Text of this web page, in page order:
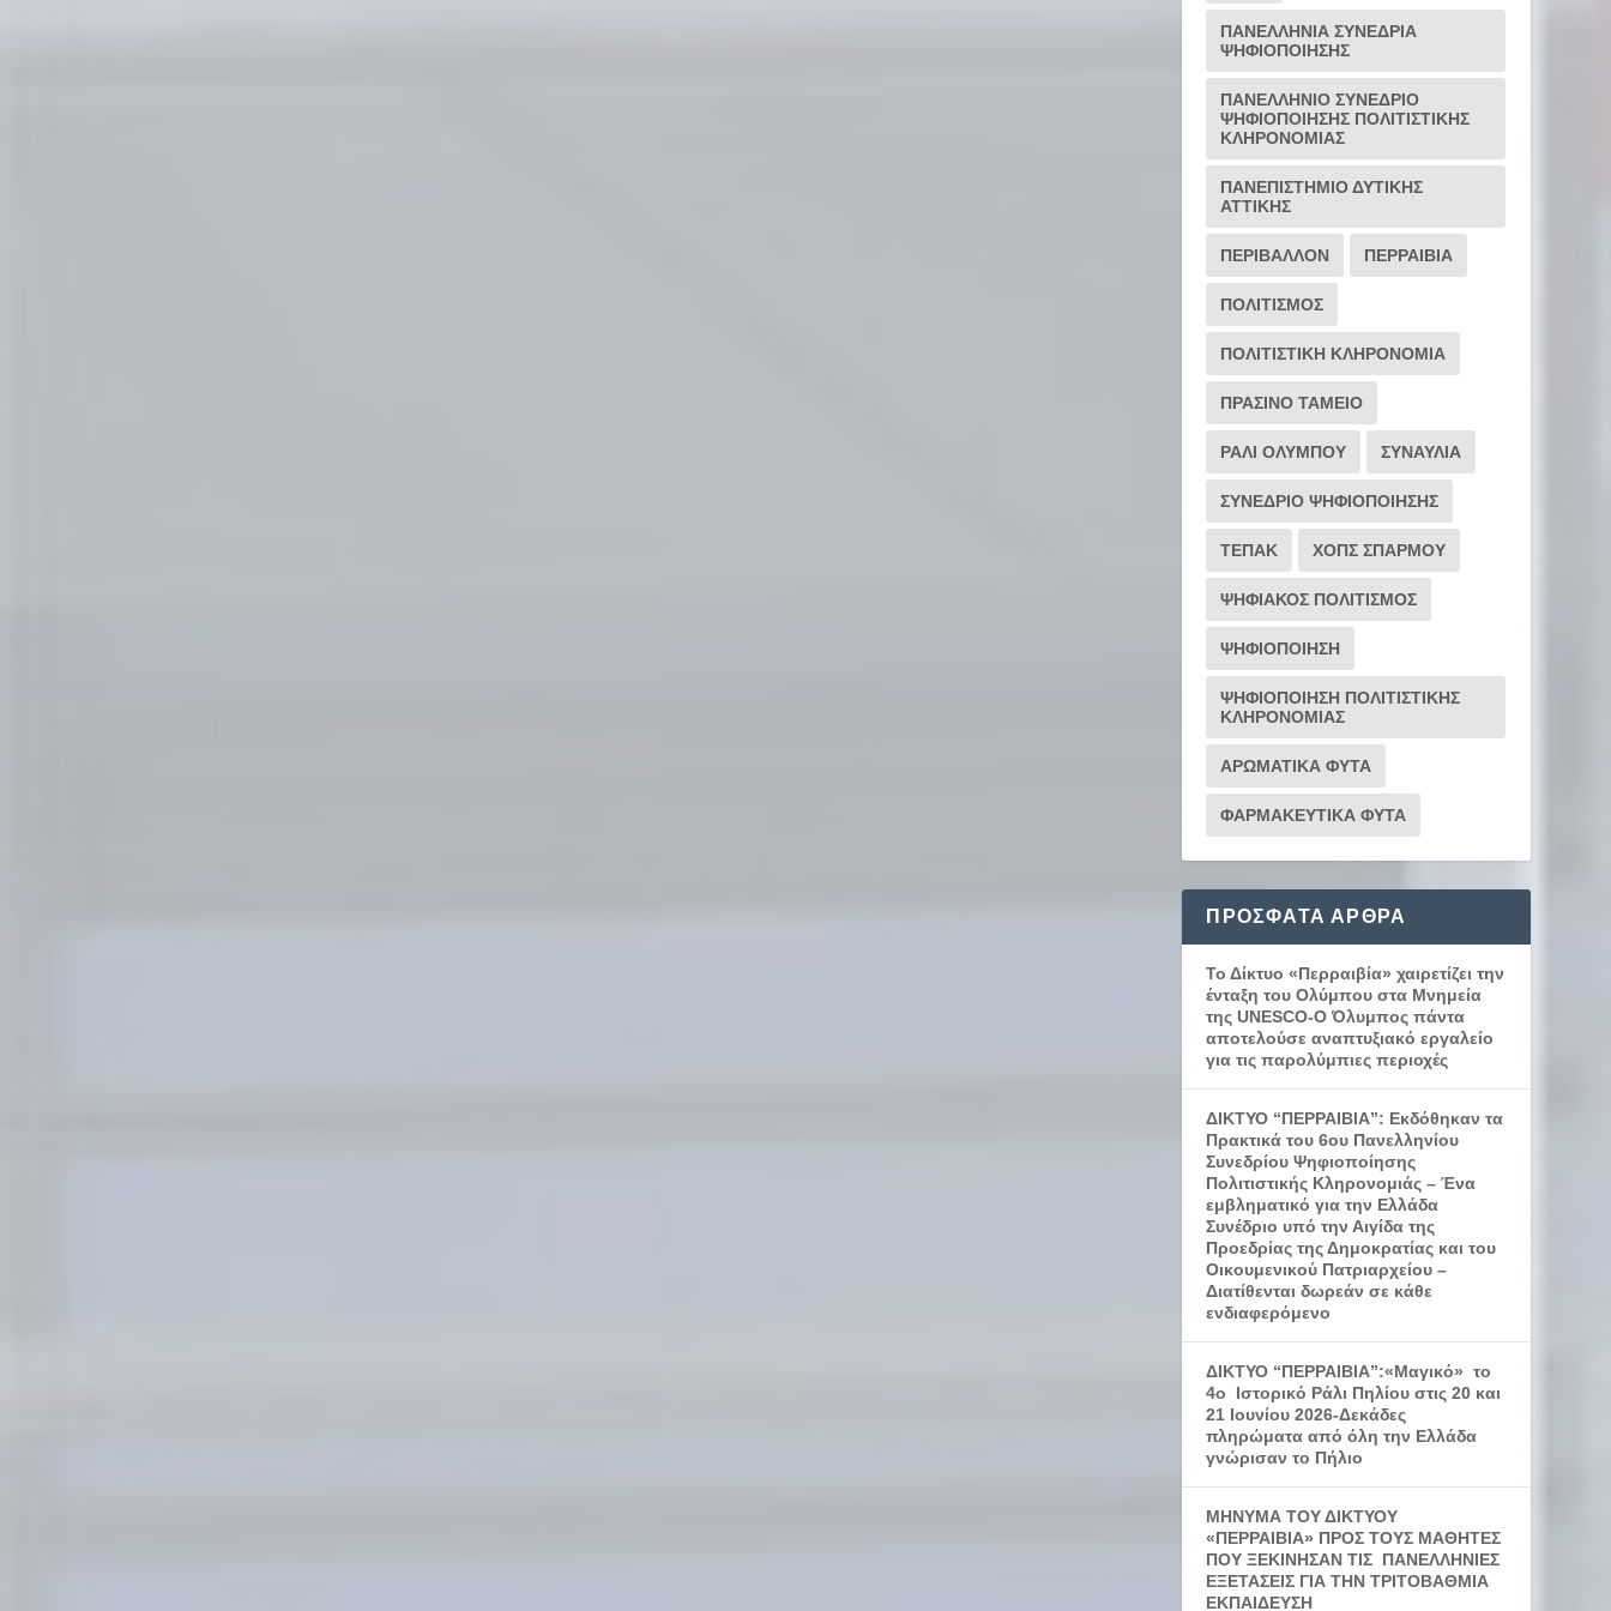
ΠΑΝΕΛΛΗΝΙΑ ΣΥΝΕΔΡΙΑ
ΨΗΦΙΟΠΟΙΗΣΗΣ
ΠΑΝΕΛΛΗΝΙΟ ΣΥΝΕΔΡΙΟ
ΨΗΦΙΟΠΟΙΗΣΗΣ ΠΟΛΙΤΙΣΤΙΚΗΣ
ΚΛΗΡΟΝΟΜΙΑΣ
ΠΑΝΕΠΙΣΤΗΜΙΟ ΔΥΤΙΚΗΣ
ΑΤΤΙΚΗΣ
ΠΕΡΙΒΑΛΛΟΝ ΠΕΡΡΑΙΒΙΑ
ΠΟΛΙΤΙΣΜΟΣ
ΠΟΛΙΤΙΣΤΙΚΗ ΚΛΗΡΟΝΟΜΙΑ
ΠΡΑΣΙΝΟ ΤΑΜΕΙΟ
ΡΆΛΙ ΟΛΎΜΠΟΥ ΣΥΝΑΥΛΙΑ
ΣΥΝΕΔΡΙΟ ΨΗΦΙΟΠΟΙΗΣΗΣ
ΤΕΠΑΚ ΧΟΠΣ ΣΠΑΡΜΟΥ
ΨΗΦΙΑΚΟΣ ΠΟΛΙΤΙΣΜΟΣ
ΨΗΦΙΟΠΟΙΗΣΗ
ΨΗΦΙΟΠΟΙΗΣΗ ΠΟΛΙΤΙΣΤΙΚΗΣ
ΚΛΗΡΟΝΟΜΙΑΣ
ΑΡΩΜΑΤΙΚΑ ΦΥΤΑ
ΦΑΡΜΑΚΕΥΤΙΚΑ ΦΥΤΑ
ΠΡΌΣΦΑΤΑ ΆΡΘΡΑ
Το Δίκτυο «Περραιβία» χαιρετίζει την
ένταξη του Ολύμπου στα Μνημεία
της UNESCO-Ο Όλυμπος πάντα
αποτελούσε αναπτυξιακό εργαλείο
για τις παρολύμπιες περιοχές
ΔΙΚΤΥΟ “ΠΕΡΡΑΙΒΙΑ”: Εκδόθηκαν τα
Πρακτικά του 6ου Πανελληνίου
Συνεδρίου Ψηφιοποίησης
Πολιτιστικής Κληρονομιάς – Ένα
εμβληματικό για την Ελλάδα
Συνέδριο υπό την Αιγίδα της
Προεδρίας της Δημοκρατίας και του
Οικουμενικού Πατριαρχείου –
Διατίθενται δωρεάν σε κάθε
ενδιαφερόμενο
ΔΙΚΤΥΟ “ΠΕΡΡΑΙΒΙΑ”:«Μαγικό» το
4ο Ιστορικό Ράλι Πηλίου στις 20 και
21 Ιουνίου 2026-Δεκάδες
πληρώματα από όλη την Ελλάδα
γνώρισαν το Πήλιο
ΜΗΝΥΜΑ ΤΟΥ ΔΙΚΤΥΟΥ
«ΠΕΡΡΑΙΒΙΑ» ΠΡΟΣ ΤΟΥΣ ΜΑΘΗΤΕΣ
ΠΟΥ ΞΕΚΙΝΗΣΑΝ ΤΙΣ ΠΑΝΕΛΛΗΝΙΕΣ
ΕΞΕΤΑΣΕΙΣ ΓΙΑ ΤΗΝ ΤΡΙΤΟΒΑΘΜΙΑ
ΕΚΠΑΙΔΕΥΣΗ